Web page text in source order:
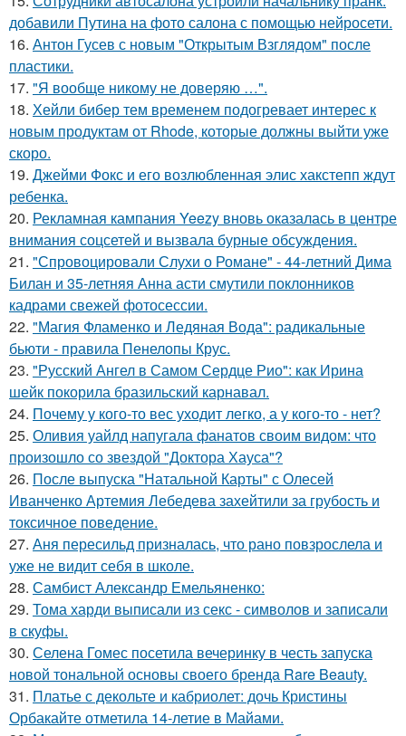
добавили Путина на фото салона с помощью нейросети.
16. Антон Гусев с новым "Открытым Взглядом" после
пластики.
17. "Я вообще никому не доверяю …".
18. Хейли бибер тем временем подогревает интерес к
новым продуктам от Rhode, которые должны выйти уже
скоро.
19. Джейми Фокс и его возлюбленная элис хакстепп ждут
ребенка.
20. Рекламная кампания Yeezy вновь оказалась в центре
внимания соцсетей и вызвала бурные обсуждения.
21. "Спровоцировали Слухи о Романе" - 44-летний Дима
Билан и 35-летняя Анна асти смутили поклонников
кадрами свежей фотосессии.
22. "Магия Фламенко и Ледяная Вода": радикальные
бьюти - правила Пенелопы Крус.
23. "Русский Ангел в Самом Сердце Рио": как Ирина
шейк покорила бразильский карнавал.
24. Почему у кого-то вес уходит легко, а у кого-то - нет?
25. Оливия уайлд напугала фанатов своим видом: что
произошло со звездой "Доктора Хауса"?
26. После выпуска "Натальной Карты" с Олесей
Иванченко Артемия Лебедева захейтили за грубость и
токсичное поведение.
27. Аня пересильд призналась, что рано повзрослела и
уже не видит себя в школе.
28. Самбист Александр Емельяненко:
29. Тома харди выписали из секс - символов и записали
в скуфы.
30. Селена Гомес посетила вечеринку в честь запуска
новой тональной основы своего бренда Rare Beauty.
31. Платье с декольте и кабриолет: дочь Кристины
Орбакайте отметила 14-летие в Майами.